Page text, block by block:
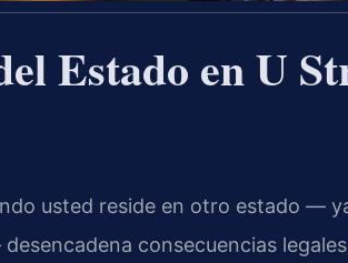
Estado en U
usted reside en otro estado —
consecuencias